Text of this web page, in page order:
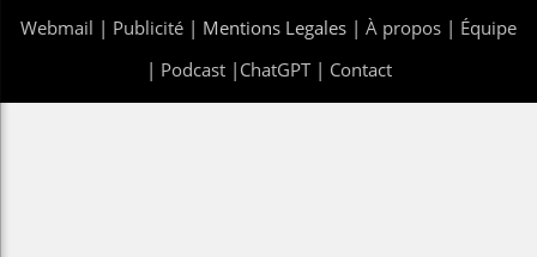
Webmail | Publicité | Mentions Legales | À propos | Équipe
| Podcast| ChatGPT| Contact